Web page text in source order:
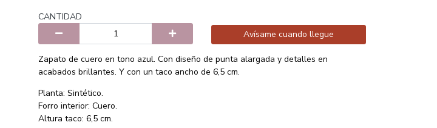
CANTIDAD
Avísame cuando llegue
Zapato de cuero en tono azul. Con diseño de punta alargada y detalles en
acabados brillantes. Y con un taco ancho de 6,5 cm.
Planta: Sintético.
Forro interior: Cuero.
Altura taco: 6,5 cm.